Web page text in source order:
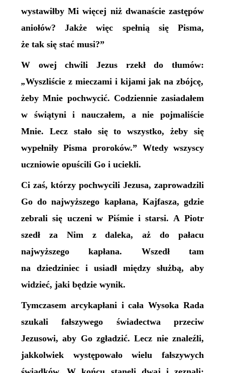
wystawiłby Mi więcej niż dwanaście zastępów
aniołów? Jakże więc spełnią się Pisma,
że tak się stać musi?”
W owej chwili Jezus rzekł do tłumów:
„Wyszliście z mieczami i kijami jak na zbójcę,
żeby Mnie pochwycić. Codziennie zasiadałem
w świątyni i nauczałem, a nie pojmaliście
Mnie. Lecz stało się to wszystko, żeby się
wypełniły Pisma proroków.” Wtedy wszyscy
uczniowie opuścili Go i uciekli.
Ci zaś, którzy pochwycili Jezusa, zaprowadzili
Go do najwyższego kapłana, Kajfasza, gdzie
zebrali się uczeni w Piśmie i starsi. A Piotr
szedł za Nim z daleka, aż do pałacu
najwyższego kapłana. Wszedł tam
na dziedziniec i usiadł między służbą, aby
widzieć, jaki będzie wynik.
Tymczasem arcykapłani i cała Wysoka Rada
szukali fałszywego świadectwa przeciw
Jezusowi, aby Go zgładzić. Lecz nie znaleźli,
jakkolwiek występowało wielu fałszywych